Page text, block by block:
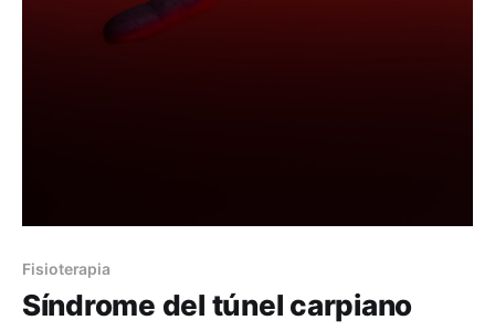
Fisioterapia
Síndrome del túnel carpiano